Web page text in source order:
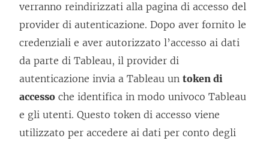
verranno reindirizzati alla pagina di accesso del
provider di autenticazione. Dopo aver fornito le
credenziali e aver autorizzato l’accesso ai dati
da parte di Tableau, il provider di
autenticazione invia a Tableau un token di
accesso che identifica in modo univoco Tableau
e gli utenti. Questo token di accesso viene
utilizzato per accedere ai dati per conto degli